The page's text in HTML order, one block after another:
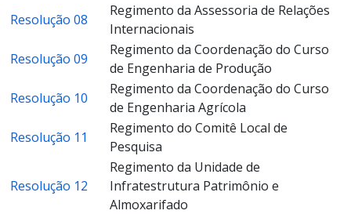
Resolução 08
Regimento da Assessoria de Relações
Internacionais
Resolução 09
Regimento da Coordenação do Curso
de Engenharia de Produção
Resolução 10
Regimento da Coordenação do Curso
de Engenharia Agrícola
Resolução 11
Regimento do Comitê Local de
Pesquisa
Resolução 12
Regimento da Unidade de
Infratestrutura Patrimônio e
Almoxarifado